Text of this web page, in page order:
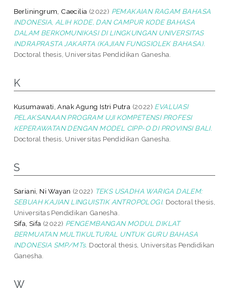
Berliningrum, Caecilia (2022) PEMAKAIAN RAGAM BAHASA
INDONESIA, ALIH KODE, DAN CAMPUR KODE BAHASA
DALAM BERKOMUNIKASI DI LINGKUNGAN UNIVERSITAS
INDRAPRASTA JAKARTA (KAJIAN FUNGSIOLEK BAHASA).
Doctoral thesis, Universitas Pendidikan Ganesha.
K
Kusumawati, Anak Agung Istri Putra (2022) EVALUASI
PELAKSANAAN PROGRAM UJI KOMPETENSI PROFESI
KEPERAWATAN DENGAN MODEL CIPP-O DI PROVINSI BALI.
Doctoral thesis, Universitas Pendidikan Ganesha.
S
Sariani, Ni Wayan (2022) TEKS USADHA WARIGA DALEM:
SEBUAH KAJIAN LINGUISTIK ANTROPOLOGI. Doctoral thesis,
Universitas Pendidikan Ganesha.
Sifa, Sifa (2022) PENGEMBANGAN MODUL DIKLAT
BERMUATAN MULTIKULTURAL UNTUK GURU BAHASA
INDONESIA SMP/MTs. Doctoral thesis, Universitas Pendidikan
Ganesha.
W